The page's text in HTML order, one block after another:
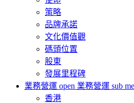
策略
品牌承諾
文化價值觀
碼頭位置
股東
發展里程碑
業務營運 open 業務營運 sub
香港